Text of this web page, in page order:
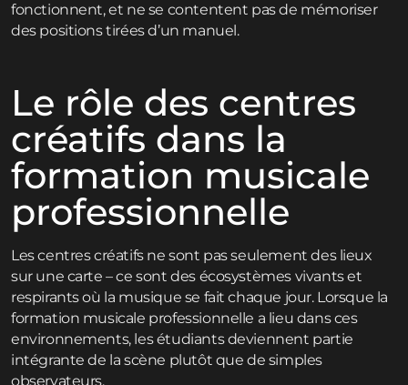
fonctionnent, et ne se contentent pas de mémoriser
des positions tirées d’un manuel.
Le rôle des centres
créatifs dans la
formation musicale
professionnelle
Les centres créatifs ne sont pas seulement des lieux
sur une carte – ce sont des écosystèmes vivants et
respirants où la musique se fait chaque jour. Lorsque la
formation musicale professionnelle a lieu dans ces
environnements, les étudiants deviennent partie
intégrante de la scène plutôt que de simples
observateurs.